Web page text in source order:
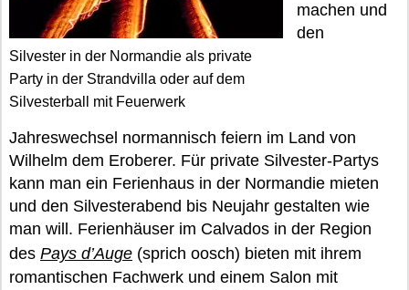
Silvester in der Normandie als private
Party in der Strandvilla oder auf dem
Silvesterball mit Feuerwerk
machen und
den
Jahreswechsel normannisch feiern im Land von
Wilhelm dem Eroberer. Für private Silvester-Partys
kann man ein Ferienhaus in der Normandie mieten
und den Silvesterabend bis Neujahr gestalten wie
man will. Ferienhäuser im Calvados in der Region
des Pays d’Auge (sprich oosch) bieten mit ihrem
romantischen Fachwerk und einem Salon mit